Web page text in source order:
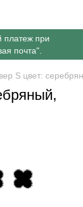
платеж при
почта".
S цвет: